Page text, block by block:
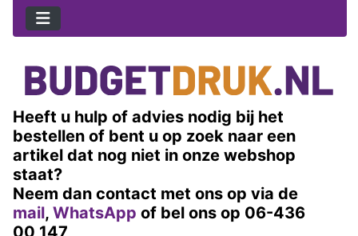
Heeft u hulp of advies nodig bij het
bestellen of bent u op zoek naar een
artikel dat nog niet in onze webshop
staat?
Neem dan contact met ons op via de
mail, WhatsApp of bel ons op 06-436
00 147